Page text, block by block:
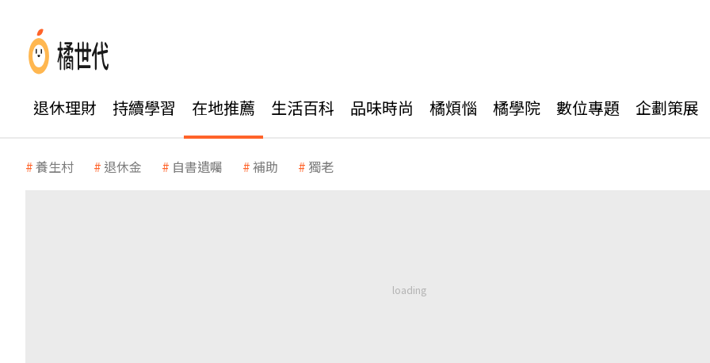
退休理財 持續學習 在地推薦 生活百科 品味時尚 橘煩惱 橘學院 數位專題 企劃策展
養生村 退休金 自書遺囑 補助 獨老